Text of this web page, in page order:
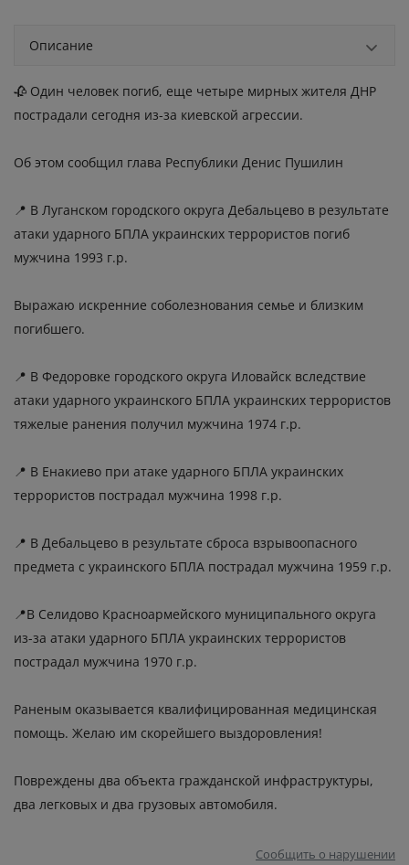
Описание
🥀 Один человек погиб, еще четыре мирных жителя ДНР
пострадали сегодня из-за киевской агрессии.
Об этом сообщил глава Республики Денис Пушилин
📍 В Луганском городского округа Дебальцево в результате
атаки ударного БПЛА украинских террористов погиб
мужчина 1993 г.р.
Выражаю искренние соболезнования семье и близким
погибшего.
📍 В Федоровке городского округа Иловайск вследствие
атаки ударного украинского БПЛА украинских террористов
тяжелые ранения получил мужчина 1974 г.р.
📍 В Енакиево при атаке ударного БПЛА украинских
террористов пострадал мужчина 1998 г.р.
📍 В Дебальцево в результате сброса взрывоопасного
предмета с украинского БПЛА пострадал мужчина 1959 г.р.
📍В Селидово Красноармейского муниципального округа
из-за атаки ударного БПЛА украинских террористов
пострадал мужчина 1970 г.р.
Раненым оказывается квалифицированная медицинская
помощь. Желаю им скорейшего выздоровления!
Повреждены два объекта гражданской инфраструктуры,
два легковых и два грузовых автомобиля.
Сообщить о нарушении